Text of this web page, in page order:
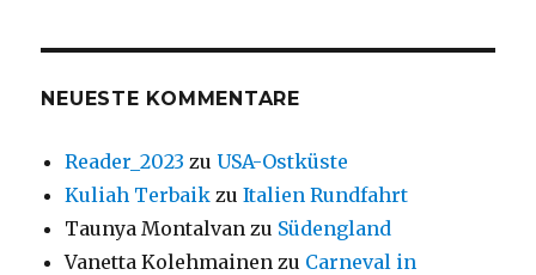
NEUESTE KOMMENTARE
Reader_2023 zuUSA-Ostküste
Kuliah Terbaik zuItalien Rundfahrt
Taunya Montalvan zu Südengland
Vanetta Kolehmainen zu Carneval in